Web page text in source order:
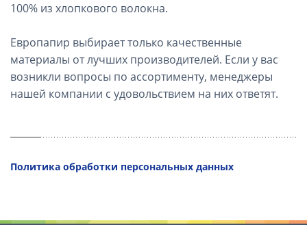
100% из хлопкового волокна.
Европапир выбирает только качественные
материалы от лучших производителей. Если у вас
возникли вопросы по ассортименту, менеджеры
нашей компании с удовольствием на них ответят.
Политика обработки персональных данных